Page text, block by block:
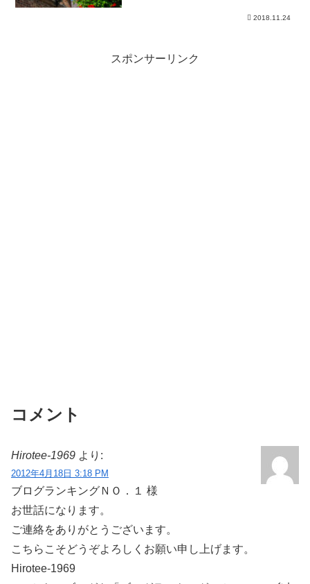
2018.11.24
スポンサーリンク
コメント
Hirotee-1969 より:
2012年4月18日 3:18 PM
ブログランキングＮＯ．１ 様
お世話になります。
ご連絡をありがとうございます。
こちらこそどうぞよろしくお願い申し上げます。
Hirotee-1969